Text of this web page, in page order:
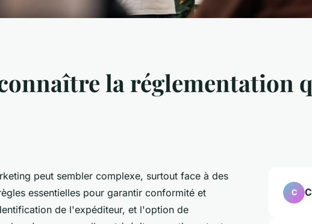
la réglementation
peut sembler complexe, surtout face à des
essentielles pour garantir conformité et
de l'expéditeur, et l'option de
C